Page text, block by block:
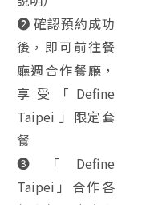
➋ 確認預約成功
後，即可前往餐
廳週合作餐廳，
享受「Define
Taipei 」限定套
餐
❸「Define
Taipei」合作各